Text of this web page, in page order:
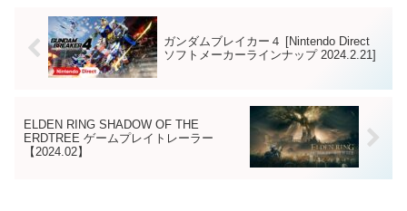
ガンダムブレイカー４ [Nintendo Direct
ソフトメーカーラインナップ 2024.2.21]
ELDEN RING SHADOW OF THE
ERDTREE ゲームプレイトレーラー
【2024.02】